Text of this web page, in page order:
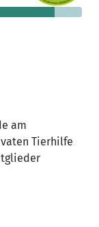
am
Tierhilfe